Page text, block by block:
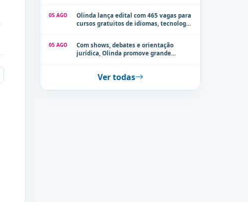
05 AGO
Olinda lança edital com 465 vagas para
cursos gratuitos de idiomas, tecnologia
05 AGO
Com shows, debates e orientação
jurídica, Olinda promove grande
Ver todas